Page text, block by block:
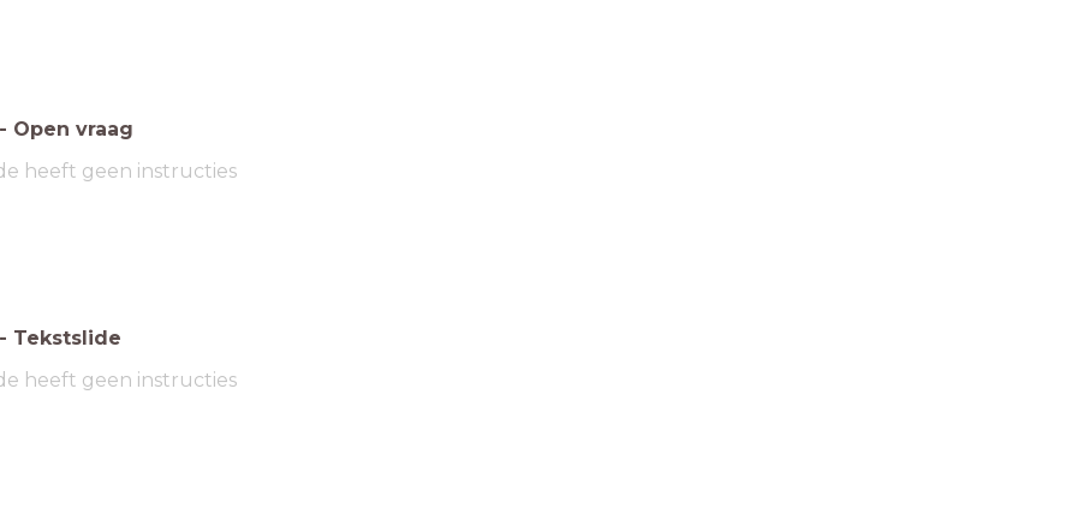
- Open vraag
heeft geen instructies
- Tekstslide
heeft geen instructies